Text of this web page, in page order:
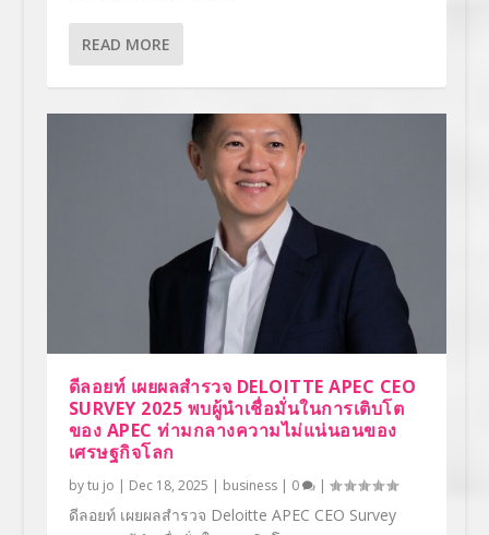
READ MORE
ดีลอยท์ เผยผลสำรวจ DELOITTE APEC CEO
SURVEY 2025 พบผู้นำเชื่อมั่นในการเติบโต
ของ APEC ท่ามกลางความไม่แน่นอนของ
เศรษฐกิจโลก
bytu jo | Dec 18, 2025 | business| 0 |
ดีลอยท์ เผยผลสำรวจ Deloitte APEC CEO Survey